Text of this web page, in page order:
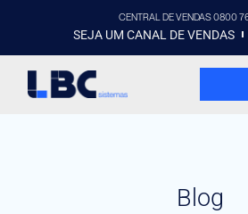
CENTRAL DE VENDAS 0800
SEJA UM CANAL DE VENDAS
Blog